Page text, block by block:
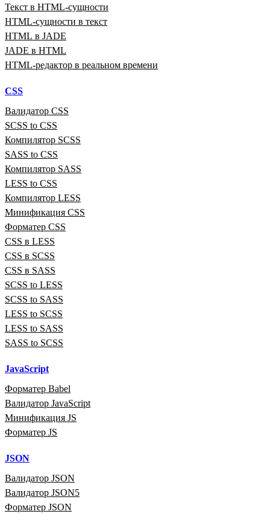
Текст в HTML‑сущности
HTML‑сущности в текст
HTML в JADE
JADE в HTML
HTML‑редактор в реальном времени
CSS
Валидатор CSS
SCSS to CSS
Компилятор SCSS
SASS to CSS
Компилятор SASS
LESS to CSS
Компилятор LESS
Минификация CSS
Форматер CSS
CSS в LESS
CSS в SCSS
CSS в SASS
SCSS to LESS
SCSS to SASS
LESS to SCSS
LESS to SASS
SASS to SCSS
JavaScript
Форматер Babel
Валидатор JavaScript
Минификация JS
Форматер JS
JSON
Валидатор JSON
Валидатор JSON5
Форматер JSON